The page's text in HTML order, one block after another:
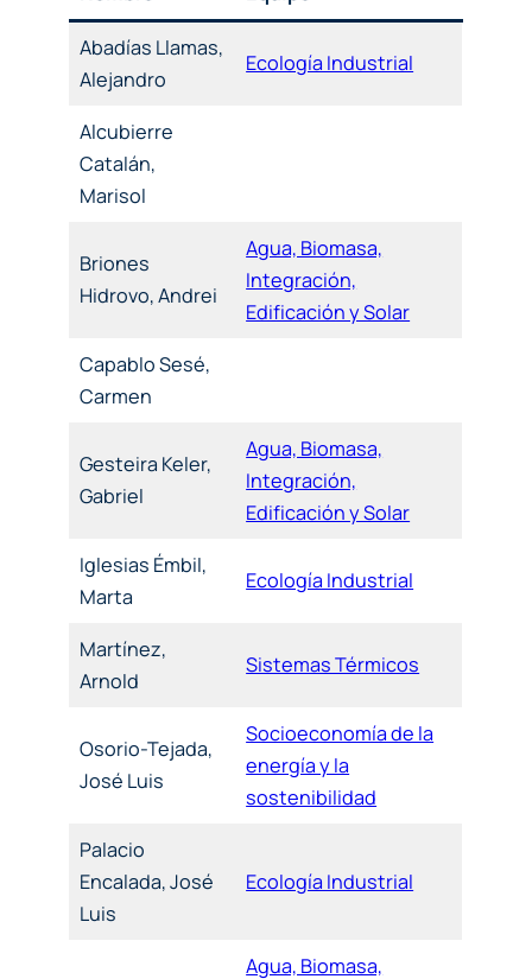
Abadías Llamas,
Alejandro
Ecología Industrial
Alcubierre
Catalán,
Marisol
Briones
Hidrovo, Andrei
Agua, Biomasa,
Integración,
Edificación y Solar
Capablo Sesé,
Carmen
Gesteira Keler,
Gabriel
Agua, Biomasa,
Integración,
Edificación y Solar
Iglesias Émbil,
Marta
Ecología Industrial
Martínez,
Arnold
Sistemas Térmicos
Osorio-Tejada,
José Luis
Socioeconomía de la
energía y la
sostenibilidad
Palacio
Encalada, José
Luis
Ecología Industrial
Agua, Biomasa,